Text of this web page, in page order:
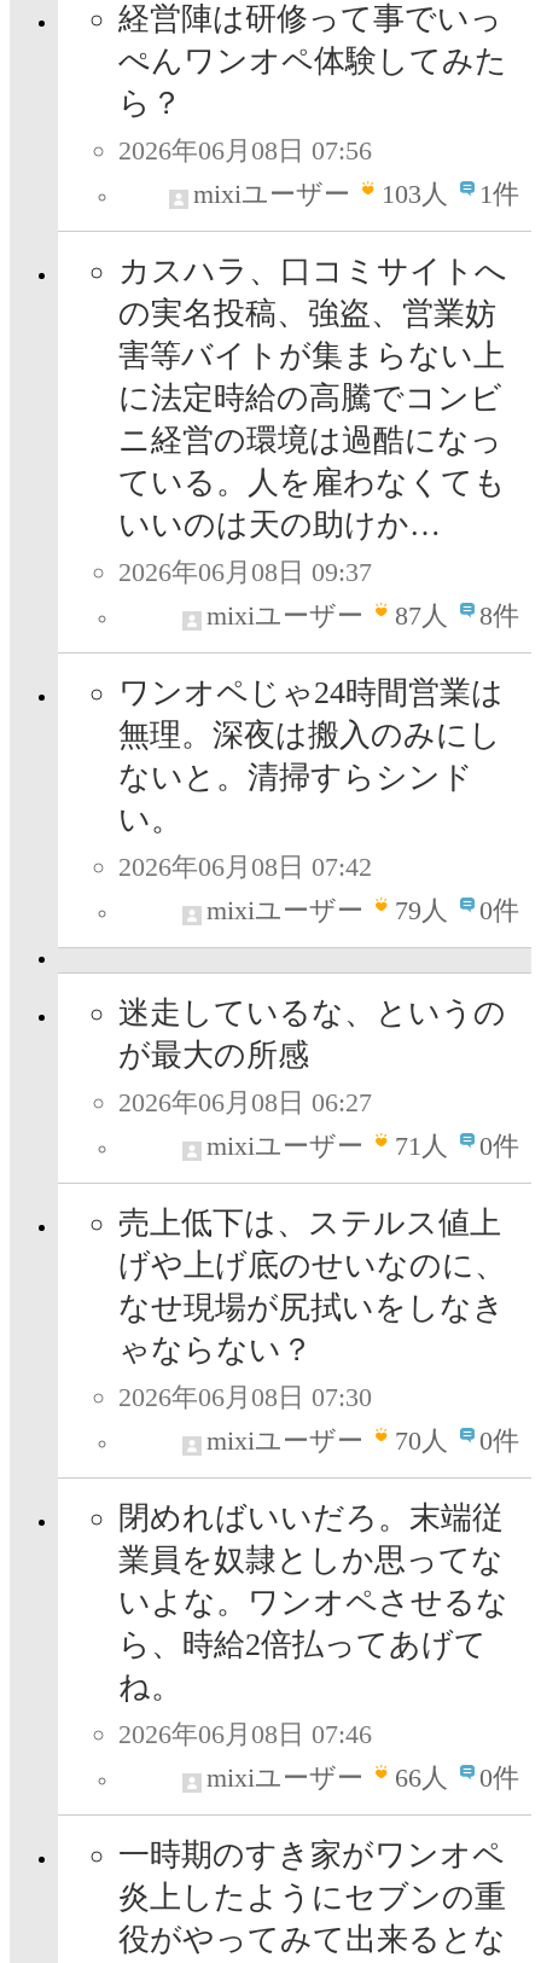
経営陣は研修って事でいっ
ぺんワンオペ体験してみた
ら？
2026年06月08日 07:56
mixiユーザー
103人 1件
カスハラ、口コミサイトへ
の実名投稿、強盗、営業妨
害等バイトが集まらない上
に法定時給の高騰でコンビ
ニ経営の環境は過酷になっ
ている。人を雇わなくても
いいのは天の助けか…
2026年06月08日 09:37
mixiユーザー
87人 8件
ワンオペじゃ24時間営業は
無理。深夜は搬入のみにし
ないと。清掃すらシンド
い。
2026年06月08日 07:42
mixiユーザー
79人 0件
迷走しているな、というの
が最大の所感
2026年06月08日 06:27
mixiユーザー
71人 0件
売上低下は、ステルス値上
げや上げ底のせいなのに、
なせ現場が尻拭いをしなき
ゃならない？
2026年06月08日 07:30
mixiユーザー
70人 0件
閉めればいいだろ。末端従
業員を奴隷としか思ってな
いよな。ワンオペさせるな
ら、時給2倍払ってあげて
ね。
2026年06月08日 07:46
mixiユーザー
66人 0件
一時期のすき家がワンオペ
炎上したようにセブンの重
役がやってみて出来るとな